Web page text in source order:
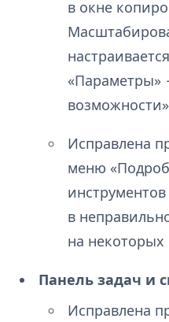
в окне
«Параметры»
Исправлена
меню
в
на
Панель задач и
Исправлена